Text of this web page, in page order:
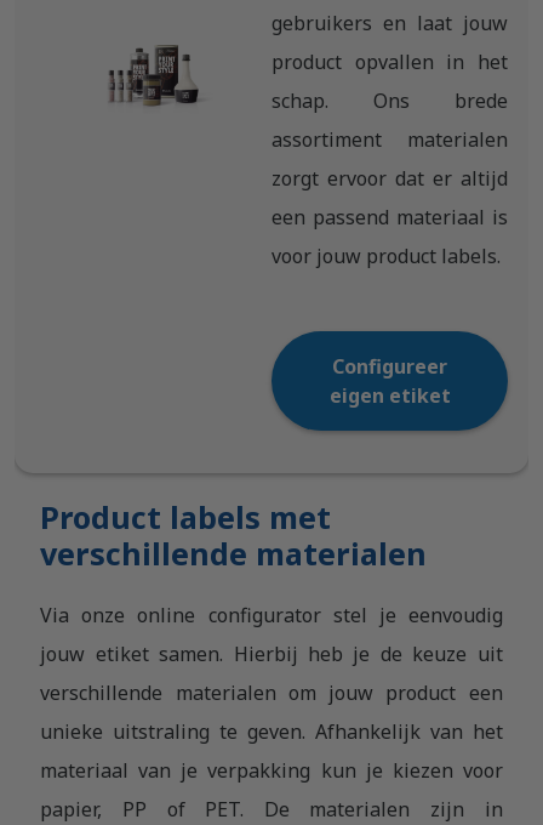
gebruikers en laat jouw
product opvallen in het
schap. Ons brede
assortiment materialen
zorgt ervoor dat er altijd
een passend materiaal is
voor jouw product labels.
Configureer
eigen etiket
Product labels met
verschillende materialen
Via onze online configurator stel je eenvoudig
jouw etiket samen. Hierbij heb je de keuze uit
verschillende materialen om jouw product een
unieke uitstraling te geven. Afhankelijk van het
materiaal van je verpakking kun je kiezen voor
papier, PP of PET. De materialen zijn in